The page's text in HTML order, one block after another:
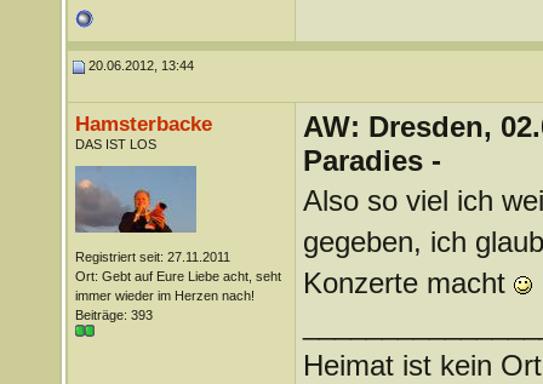
20.06.2012, 13:44
Hamsterbacke
DAS IST LOS
Registriert seit: 27.11.2011
Ort: Gebt auf Eure Liebe acht, seht
immer wieder im Herzen nach!
Beiträge: 393
AW: Dresden,
Paradies -
Also so viel ich
gegeben, ich
Konzerte macht
Heimat ist kein